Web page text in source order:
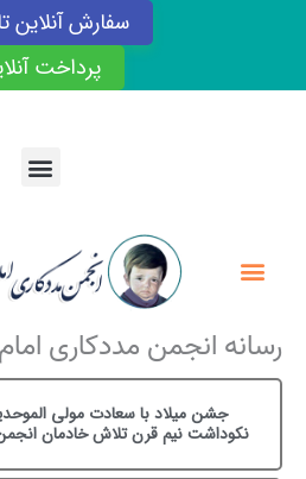
سفارش آنلاین
پرداخت
Menu
رسانه انجمن مددکاری
جشن میلاد با سعادت مولی
نکوداشت نیم قرن تلاش خادمان